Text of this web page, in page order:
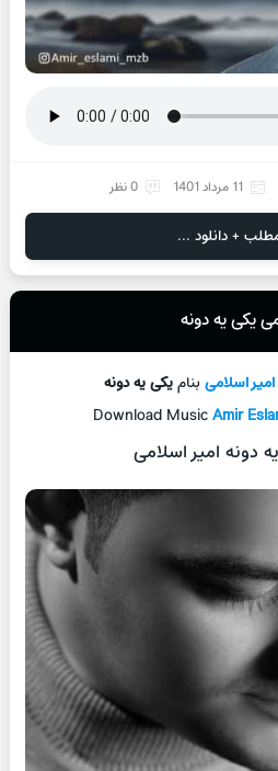
11 مرداد 1401 0 نظر
+ دانلود ...
یکی یه دونه
امیر اسلامیبنامیکی یه دونه
Download MusicAmir
دونه امیر اسلامی